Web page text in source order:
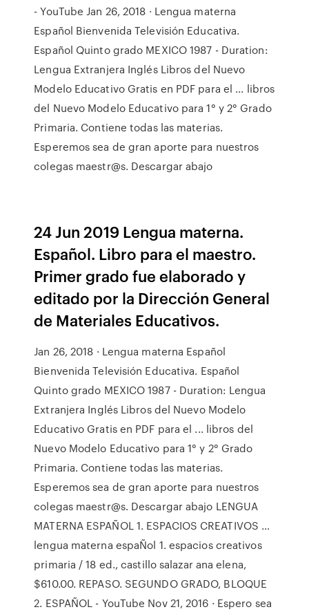
- YouTube Jan 26, 2018 · Lengua materna
Español Bienvenida Televisión Educativa.
Español Quinto grado MEXICO 1987 - Duration:
Lengua Extranjera Inglés Libros del Nuevo
Modelo Educativo Gratis en PDF para el ... libros
del Nuevo Modelo Educativo para 1° y 2° Grado
Primaria. Contiene todas las materias.
Esperemos sea de gran aporte para nuestros
colegas maestr@s. Descargar abajo
24 Jun 2019 Lengua materna.
Español. Libro para el maestro.
Primer grado fue elaborado y
editado por la Dirección General
de Materiales Educativos.
Jan 26, 2018 · Lengua materna Español
Bienvenida Televisión Educativa. Español
Quinto grado MEXICO 1987 - Duration: Lengua
Extranjera Inglés Libros del Nuevo Modelo
Educativo Gratis en PDF para el ... libros del
Nuevo Modelo Educativo para 1° y 2° Grado
Primaria. Contiene todas las materias.
Esperemos sea de gran aporte para nuestros
colegas maestr@s. Descargar abajo LENGUA
MATERNA ESPAÑOL 1. ESPACIOS CREATIVOS …
lengua materna espaÑol 1. espacios creativos
primaria / 18 ed., castillo salazar ana elena,
$610.00. REPASO. SEGUNDO GRADO, BLOQUE
2. ESPAÑOL - YouTube Nov 21, 2016 · Espero sea